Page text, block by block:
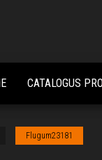
CATALOGUS
Flugum23181